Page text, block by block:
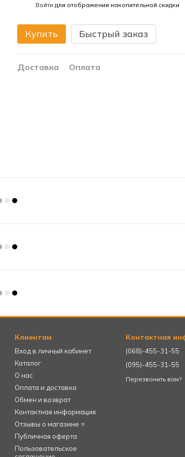
Войти для отображения накопительной скидки
Купить Быстрый заказ
Доставка Оплата
Клиентам
Вход в личный кабинет
Каталог
О нас
Оплата и доставка
Обмен и возврат
Контактная информация
Отзывы о магазине ⭐
Публичная оферта
Пользовательское
Контактная
(068)-455-31-55
(095)-455-31-55
Перезвонить вам?